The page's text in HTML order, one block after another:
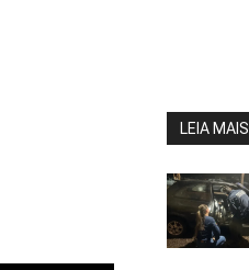
LEIA MAIS